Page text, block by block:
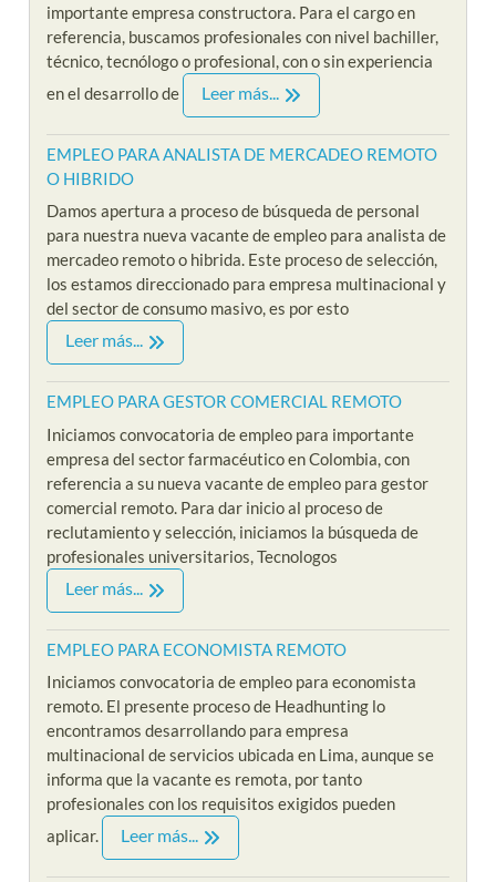
importante empresa constructora. Para el cargo en
referencia, buscamos profesionales con nivel bachiller,
técnico, tecnólogo o profesional, con o sin experiencia
en el desarrollo de
Leer más...
EMPLEO PARA ANALISTA DE MERCADEO REMOTO
O HIBRIDO
Damos apertura a proceso de búsqueda de personal
para nuestra nueva vacante de empleo para analista de
mercadeo remoto o hibrida. Este proceso de selección,
los estamos direccionado para empresa multinacional y
del sector de consumo masivo, es por esto
Leer más...
EMPLEO PARA GESTOR COMERCIAL REMOTO
Iniciamos convocatoria de empleo para importante
empresa del sector farmacéutico en Colombia, con
referencia a su nueva vacante de empleo para gestor
comercial remoto. Para dar inicio al proceso de
reclutamiento y selección, iniciamos la búsqueda de
profesionales universitarios, Tecnologos
Leer más...
EMPLEO PARA ECONOMISTA REMOTO
Iniciamos convocatoria de empleo para economista
remoto. El presente proceso de Headhunting lo
encontramos desarrollando para empresa
multinacional de servicios ubicada en Lima, aunque se
informa que la vacante es remota, por tanto
profesionales con los requisitos exigidos pueden
aplicar.
Leer más...